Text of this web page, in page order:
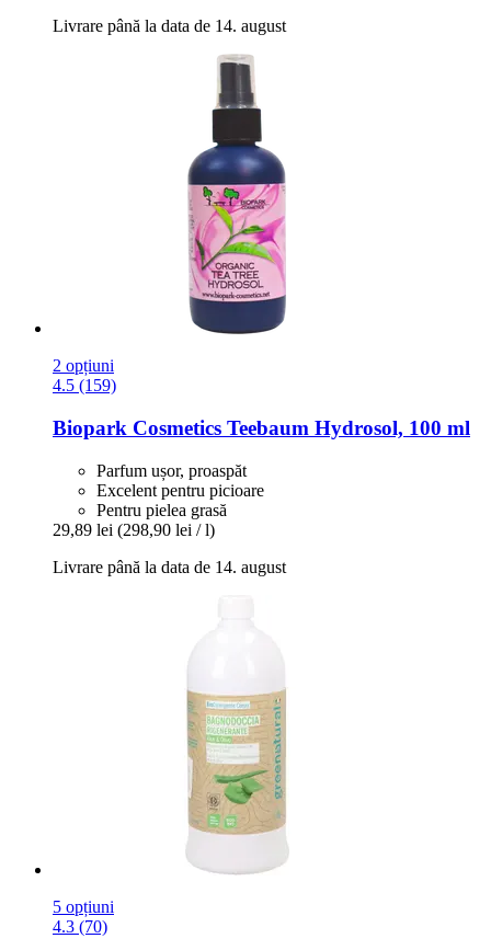
Livrare până la data de 14. august
2 opțiuni
4.5 (159)
Biopark Cosmetics Teebaum Hydrosol, 100 ml
Parfum ușor, proaspăt
Excelent pentru picioare
Pentru pielea grasă
29,89 lei (298,90 lei / l)
Livrare până la data de 14. august
5 opțiuni
4.3 (70)